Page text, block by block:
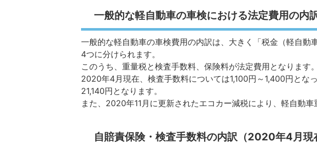
一般的な軽自動車の車検における法定費用の内
一般的な軽自動車の車検費用の内訳は、大きく「税金（軽自
4つに分けられます。
このうち、重量税と検査手数料、保険料が法定費用となります。
2020年4月現在、検査手数料については1,100円～1,400円と
21,140円となります。
また、2020年11月に更新されたエコカー減税により、軽自動
自賠責保険・検査手数料の内訳（2020年4月現